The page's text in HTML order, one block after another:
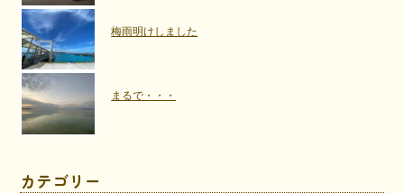
梅雨明けしました
まるで・・・
カテゴリー